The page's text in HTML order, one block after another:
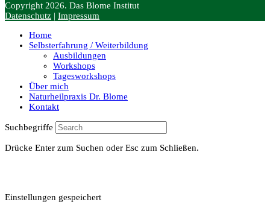
Copyright 2026. Das Blome Institut
Datenschutz | Impressum
Home
Selbsterfahrung / Weiterbildung
Ausbildungen
Workshops
Tagesworkshops
Über mich
Naturheilpraxis Dr. Blome
Kontakt
Suchbegriffe
Drücke Enter zum Suchen oder Esc zum Schließen.
Einstellungen gespeichert